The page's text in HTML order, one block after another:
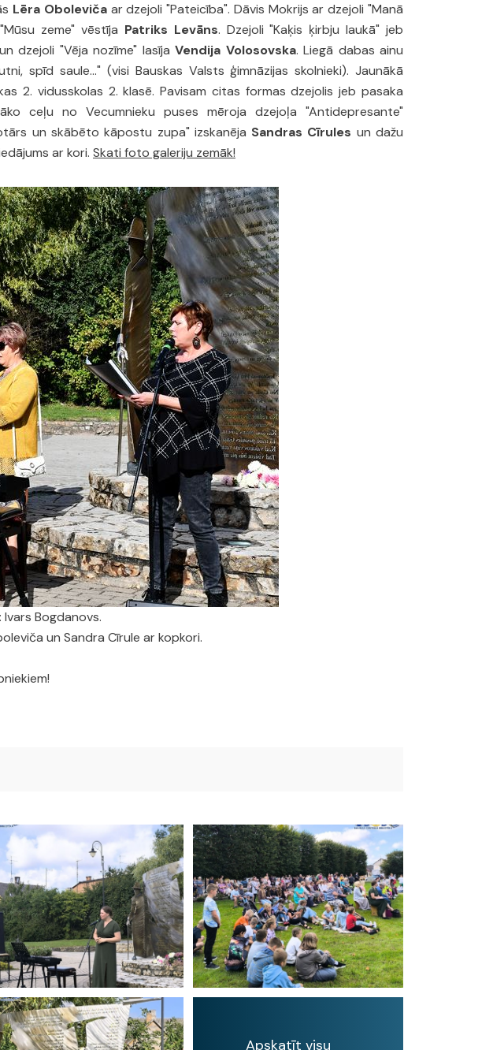
Lēra Obolevičaar dzejoli "Pateicība". Dāvis Mokrijs ar dzejoli "Manā
zeme" vēstīja Patriks Levāns. Dzejoli "Kaķis ķirbju laukā" jeb
dzejoli "Vēja nozīme" lasījaVendija Volosovska. Liegā dabas ainu
spīd saule…" (visi Bauskas Valsts ģimnāzijas skolnieki). Jaunākā
2. vidusskolas 2. klasē. Pavisam citas formas dzejolis jeb pasaka
ceļu no Vecumnieku puses mēroja dzejoļa "Antidepresante"
un skābēto kāpostu zupa" izskanēja Sandras Cīrules un dažu
ar kori. Skati foto galeriju zemāk!
Bogdanovs.
un Sandra Cīrule ar kopkori.
Apskatīt visu